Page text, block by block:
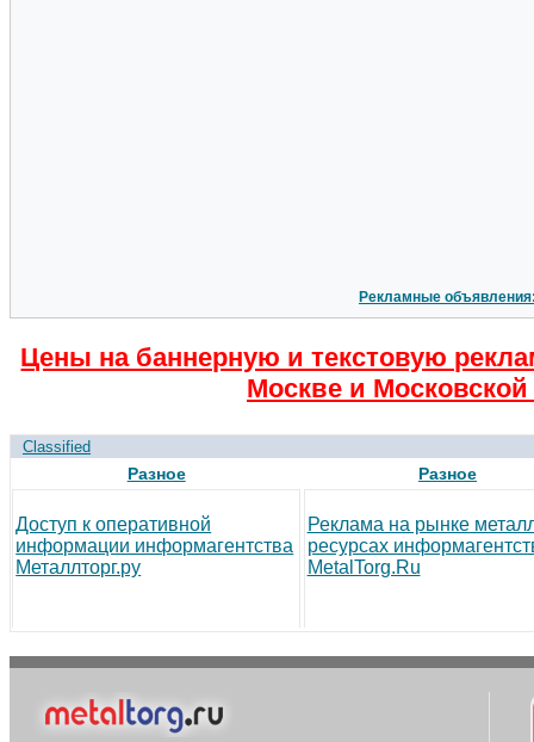
Рекламные
Цены на баннерную и текстовую
Москве и Московской
Classified
Разное
Доступ к оперативной
информации информагентства
Металлторг.ру
Разное
Реклама на рынке
ресурсах
MetalTorg.Ru